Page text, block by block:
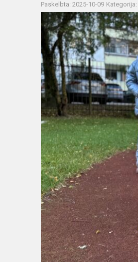
Paskelbta: 2025-10-09 Kategorija: